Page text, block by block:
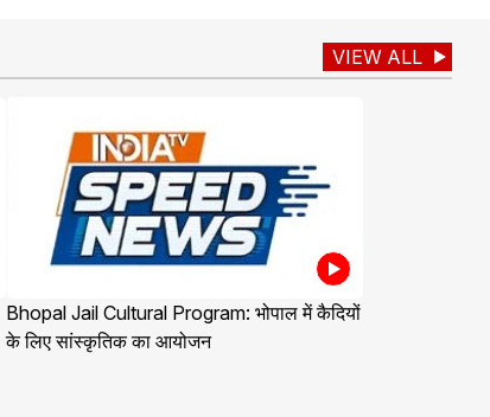
VIEW ALL
Bhopal Jail Cultural Program: भोपाल में कैदियों
के लिए सांस्कृतिक का आयोजन